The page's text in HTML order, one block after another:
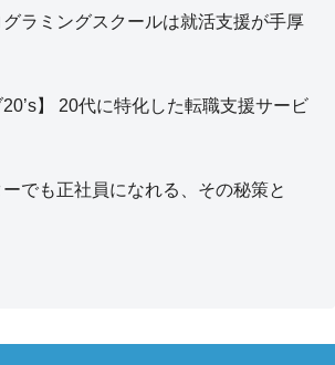
グラミングスクールは就活支援が手厚
20’s】 20代に特化した転職支援サービ
でも正社員になれる、その秘策と